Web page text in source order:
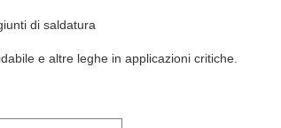
di saldatura
e altre leghe in applicazioni critiche.